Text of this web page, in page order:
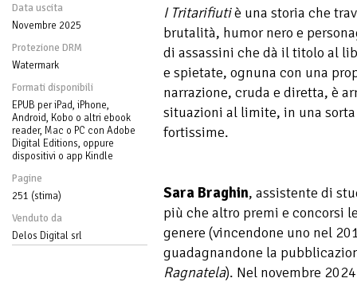
Data uscita
Novembre 2025
Protezione DRM
Watermark
Formati disponibili
EPUB per iPad, iPhone,
Android, Kobo o altri ebook
reader, Mac o PC con Adobe
Digital Editions, oppure
dispositivi o app Kindle
Pagine
251 (stima)
Venduto da
Delos Digital srl
I Tritarifiutiè una storia che
brutalità, humor nero e
di assassini che dà il titolo al
e spietate, ognuna con una
narrazione, cruda e diretta, è
situazioni al limite, in una
fortissime.
Sara Braghin, assistente di
più che altro premi e concorsi
genere (vincendone uno nel
guadagnandone la
Ragnatela). Nel novembre